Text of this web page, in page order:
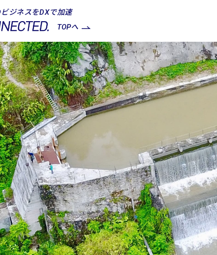
ジネスをDXで加速
TOPへ